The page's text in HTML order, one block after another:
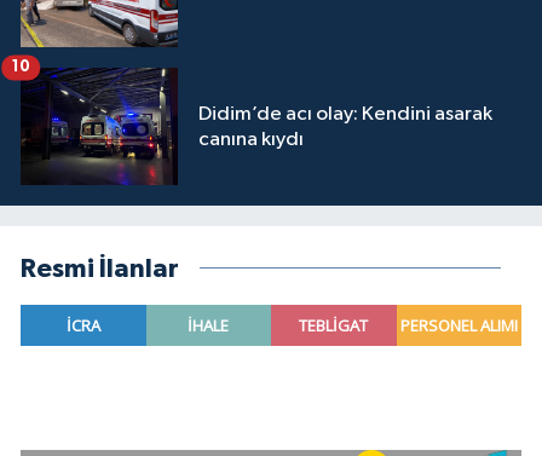
Didim’de acı olay: Kendini asarak
canına kıydı
10
Resmi İlanlar